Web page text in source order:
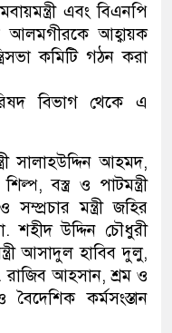
এবং বিএনপি
আলমগীরকে আহ্বায়ক
কমিটি গঠন করা
বিভাগ থেকে এ
সালাহউদ্দিন আহমদ,
বস্ত্র ও পাটমন্ত্রী
মন্ত্রী জহির
শহীদ উদ্দিন চৌধুরী
আসাদুল হাবিব দুলু,
রাজিব আহসান, শ্রম ও
বৈদেশিক কর্মসংস্তান